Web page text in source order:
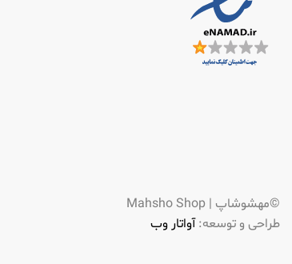
©مهشوشاپ | Mahsho Shop
طراحی و توسعه:آواتار وب